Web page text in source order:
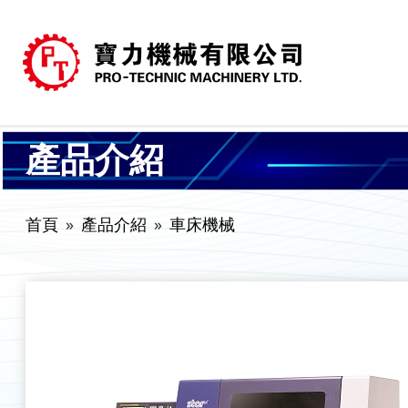
產品介紹
首頁 產品介紹 車床機械